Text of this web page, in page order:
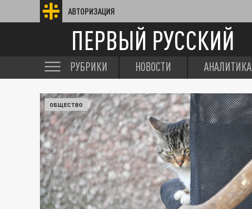
АВТОРИЗАЦИЯ
ПЕРВЫЙ РУССКИЙ
РУБРИКИ НОВОСТИ АНАЛИТИКА
ОБЩЕСТВО